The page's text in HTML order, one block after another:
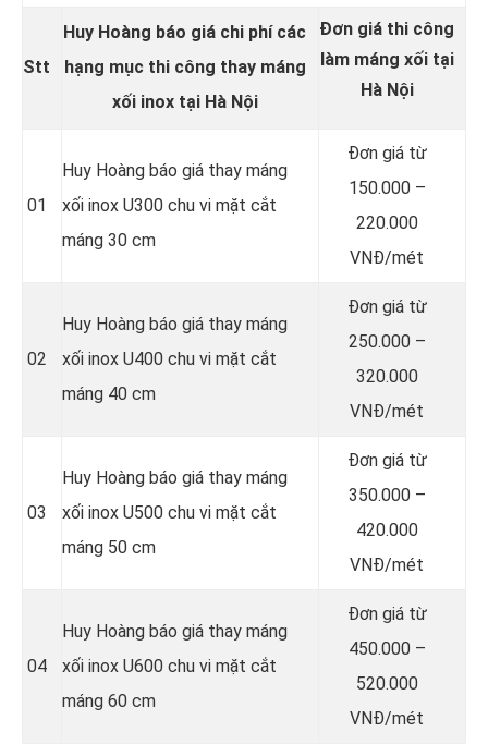
Stt
Huy Hoàng báo giá chi phí các
hạng mục thi công thaymáng
xối inoxtại Hà Nội
Đơn giá thi công
làm máng xối tại
Hà Nội
01
Huy Hoàng báo giá thay máng
xối inox U300 chu vi mặt cắt
máng 30 cm
Đơn giá từ
150.000 –
220.000
VNĐ/mét
02
Huy Hoàng báo giá thay máng
xối inox U400 chu vi mặt cắt
máng 40 cm
Đơn giá từ
250.000 –
320.000
VNĐ/mét
03
Huy Hoàng báo giá thay máng
xối inox U500 chu vi mặt cắt
máng 50 cm
Đơn giá từ
350.000 –
420.000
VNĐ/mét
04
Huy Hoàng báo giá thay máng
xối inox U600 chu vi mặt cắt
máng 60 cm
Đơn giá từ
450.000 –
520.000
VNĐ/mét